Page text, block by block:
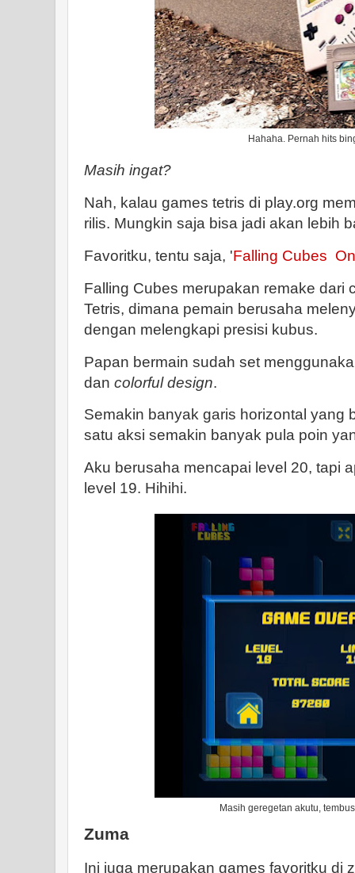
Hahaha. Pernah hits
Masih ingat?
Nah, kalau games tetris di play.org
rilis. Mungkin saja bisa jadi akan lebih
Favoritku, tentu saja, 'Falling Cubes
Falling Cubes merupakan remake dari
Tetris, dimana pemain berusaha
dengan melengkapi presisi kubus.
Papan bermain sudah set
dan colorful design.
Semakin banyak garis horizontal yang
satu aksi semakin banyak pula poin
Aku berusaha mencapai level 20, tapi
level 19. Hihihi.
Masih geregetan akutu,
Zuma
Ini juga merupakan games favoritku di